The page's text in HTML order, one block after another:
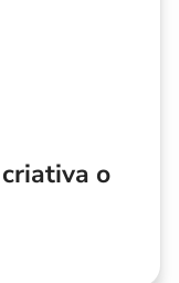
o